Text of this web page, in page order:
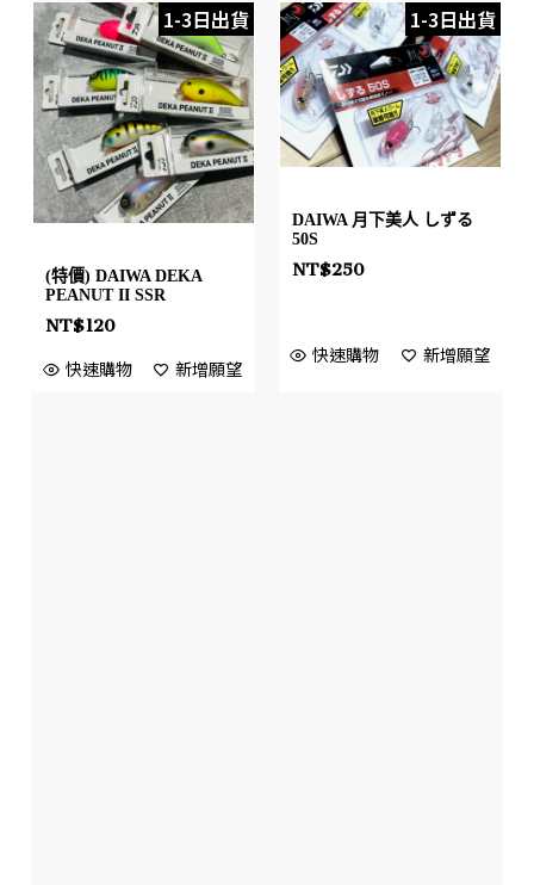
1-3日出貨
(特價) DAIWA DEKA
PEANUT II SSR
NT$120
快速購物 新增願望
1-3日出貨
DAIWA 月下美人 しずる
50S
NT$250
快速購物 新增願望